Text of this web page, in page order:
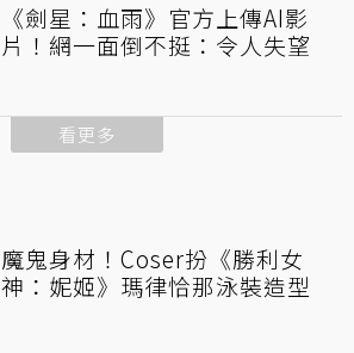
《劍星：血雨》官方上傳AI影
片！網一面倒不挺：令人失望
看更多
魔鬼身材！Coser扮《勝利女
神：妮姬》瑪律恰那泳裝造型